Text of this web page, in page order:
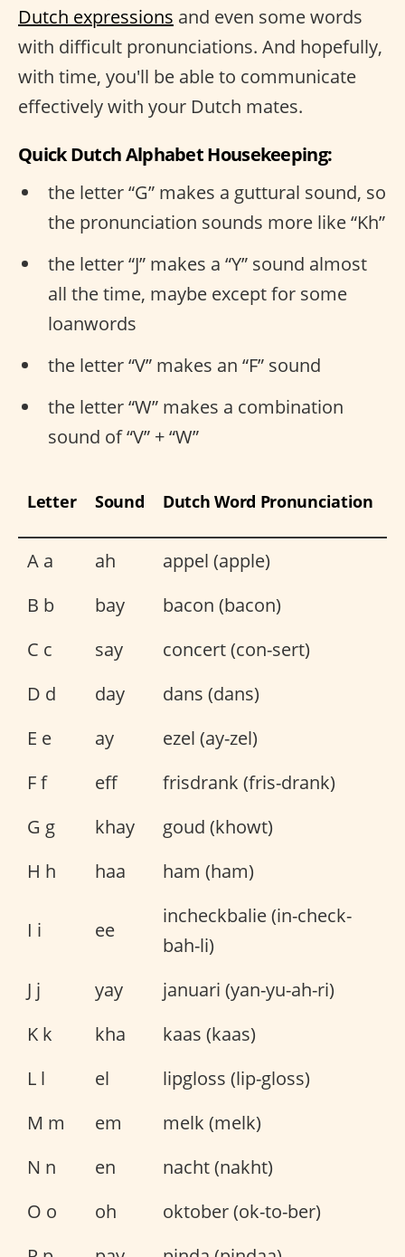
Dutch expressions and even some words
with difficult pronunciations. And hopefully,
with time, you'll be able to communicate
effectively with your Dutch mates.
Quick Dutch Alphabet Housekeeping:
the letter “G” makes a guttural sound, so
the pronunciation sounds more like “Kh”
the letter “J” makes a “Y” sound almost
all the time, maybe except for some
loanwords
the letter “V” makes an “F” sound
the letter “W” makes a combination
sound of “V” + “W”
Letter Sound Dutch Word Pronunciation
A a ah
appel (apple)
B b
bay
bacon (bacon)
C c
say
concert (con-sert)
D d
day
dans (dans)
E e
ay
ezel (ay-zel)
F f
eff
frisdrank (fris-drank)
G g
khay
goud (khowt)
H h
haa ham (ham)
I i ee
incheckbalie (in-check-
bah-li)
J j
yay
januari (yan-yu-ah-ri)
K k
kha
kaas (kaas)
L l
el
lipgloss (lip-gloss)
M m
em
melk (melk)
N n
en
nacht (nakht)
O o
oh
oktober (ok-to-ber)